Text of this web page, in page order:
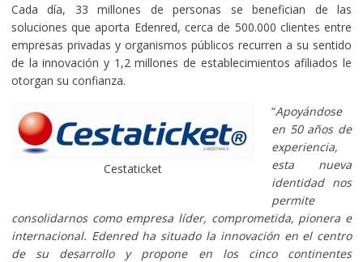
Cada día, 33 millones de personas se benefician de las
soluciones que aporta Edenred, cerca de 500.000 clientes entre
empresas privadas y organismos públicos recurren a su sentido
de la innovación y 1,2 millones de establecimientos afiliados le
otorgan su confianza.
Cestaticket
“Apoyándose
en 50 años de
experiencia,
esta nueva
identidad nos
permite
consolidarnos como empresa líder, comprometida, pionera e
internacional. Edenred ha situado la innovación en el centro
de su desarrollo y propone en los cinco continentes